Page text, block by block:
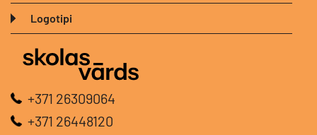
Logotipi
+371 26309064
+371 26448120